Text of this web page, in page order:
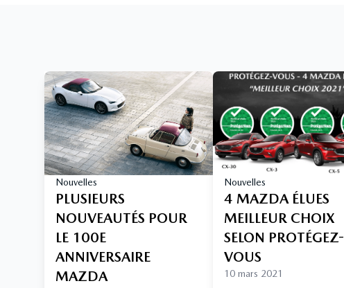
Nouvelles
PLUSIEURS
NOUVEAUTÉS POUR
LE 100E
ANNIVERSAIRE
MAZDA
Nouvelles
4 MAZDA ÉLUES
MEILLEUR CHOIX
SELON PROTÉGEZ-
VOUS
10 mars 2021